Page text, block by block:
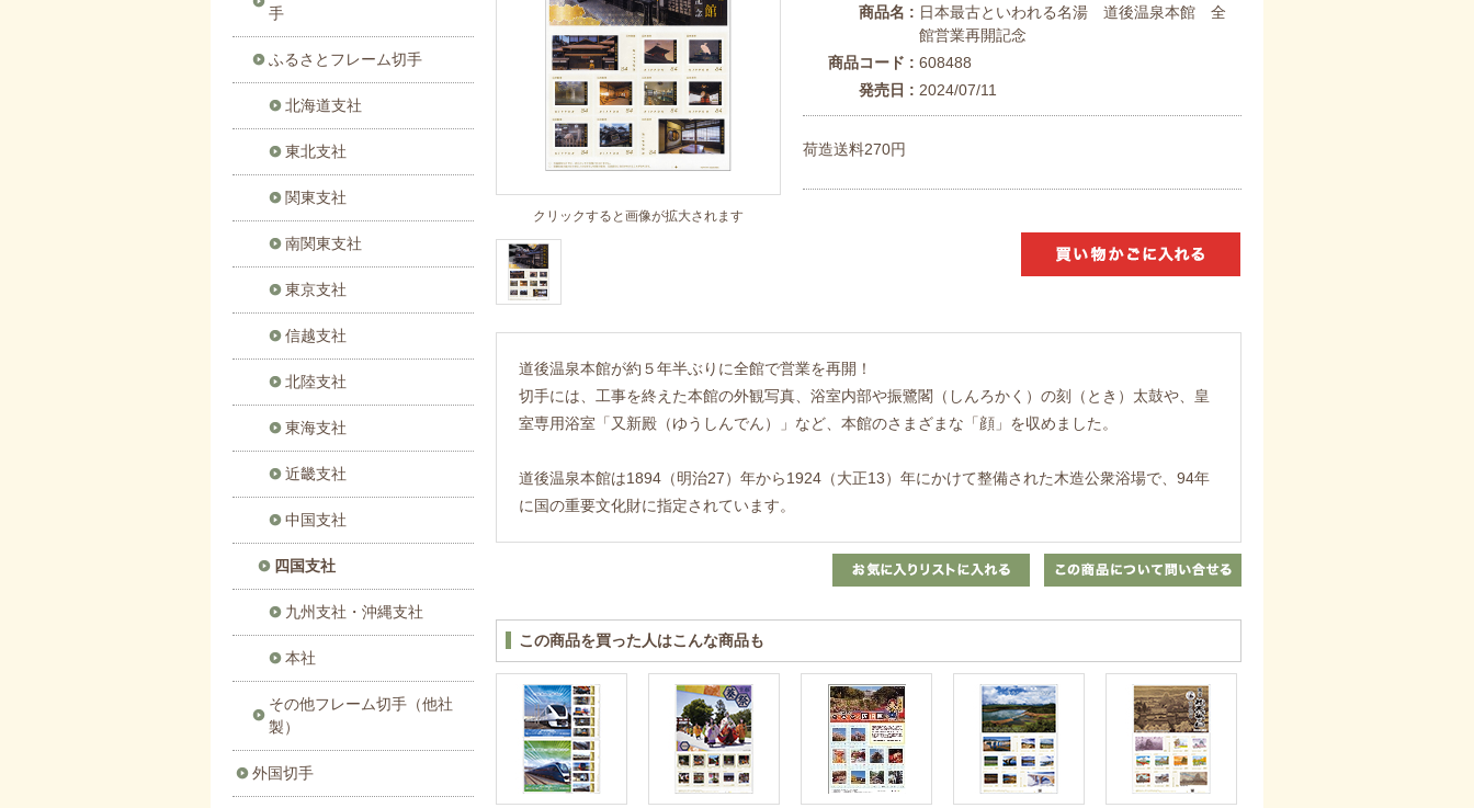
クリックすると画像が拡大されます
商品名 : 日本最古といわれる名湯 道後温泉本館 全
館営業再開記念
商品コード : 608488
発売日 : 2024/07/11
荷造送料270円
道後温泉本館が約５年半ぶりに全館で営業を再開！
切手には、工事を終えた本館の外観写真、浴室内部や振鷺閣（しんろかく）の刻（とき）太鼓や、皇
室専用浴室「又新殿（ゆうしんでん）」など、本館のさまざまな「顔」を収めました。
道後温泉本館は1894（明治27）年から1924（大正13）年にかけて整備された木造公衆浴場で、94年
に国の重要文化財に指定されています。
この商品を買った人はこんな商品も
手
ふるさとフレーム切手
北海道支社
東北支社
関東支社
南関東支社
東京支社
信越支社
北陸支社
東海支社
近畿支社
中国支社
四国支社
九州支社・沖縄支社
本社
その他フレーム切手（他社
製）
外国切手